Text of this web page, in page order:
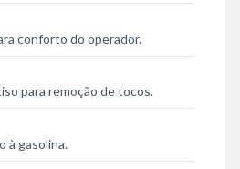
conforto do operador.
para remoção de tocos.
à gasolina.